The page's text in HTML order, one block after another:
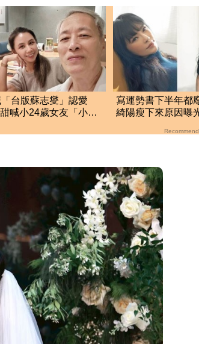
台版蘇志燮」認愛
喊小24歲女友「小寶
寫運勢書下半年都
綺陽瘦下來原因曝